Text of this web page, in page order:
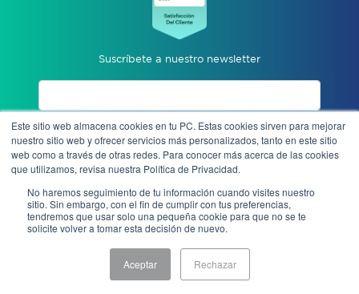
Este sitio web almacena cookies en tu PC. Estas cookies sirven para mejorar
nuestro sitio web y ofrecer servicios más personalizados, tanto en este sitio
web como a través de otras redes. Para conocer más acerca de las cookies
que utilizamos, revisa nuestra Política de Privacidad.
No haremos seguimiento de tu información cuando visites nuestro
sitio. Sin embargo, con el fin de cumplir con tus preferencias,
tendremos que usar solo una pequeña cookie para que no se te
solicite volver a tomar esta decisión de nuevo.
Aceptar Rechazar
Suscríbete a nuestro newsletter
Enviar
Denuncia anónima